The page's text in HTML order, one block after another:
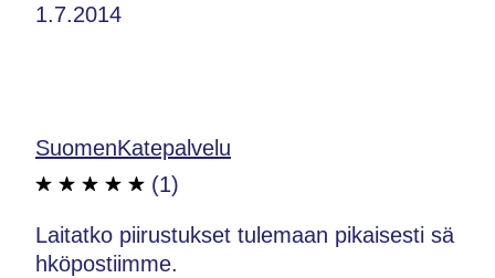
1.7.2014
SuomenKatepalvelu
(1)
Laitatko piirustukset tulemaan pikaisesti sä
hköpostiimme.